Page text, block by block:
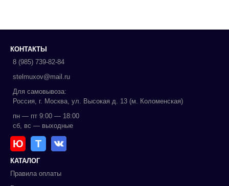
КОНТАКТЫ
8 (985) 739-82-84
stelmuxov@mail.ru
Для самовывоза:
Россия, г. Москва, ул. Высокая д. 13 (м. Коломенская)
пн — пт 9:00 — 18:00
сб, вс — выходные
Ю Т
КАТАЛОГ
Правила оплаты